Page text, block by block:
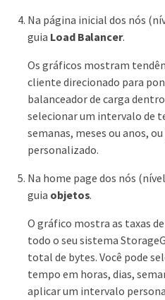
Na página inicial dos nós
guia Load Balancer.
Os gráficos mostram
cliente direcionado para
balanceador de carga
selecionar um intervalo de
semanas, meses ou anos,
personalizado.
Na home page dos nós
guia objetos.
O gráfico mostra as taxas
todo o seu sistema
total de bytes. Você pode
tempo em horas, dias,
aplicar um intervalo